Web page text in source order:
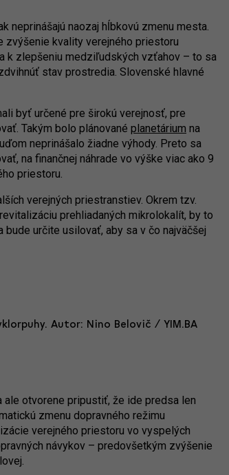
neprinášajú naozaj hĺbkovú zmenu mesta.
zvýšenie kvality verejného priestoru
k zlepšeniu medziľudských vzťahov – to sa
stav prostredia. Slovenské hlavné
byť určené pre širokú verejnosť, pre
Takým bolo plánované planetárium na
neprinášalo žiadne výhody. Preto sa
na finančnej náhrade vo výške viac ako 9
priestoru.
verejných priestranstiev. Okrem tzv.
prehliadaných mikrolokalít, by to
určite usilovať, aby sa v čo najväčšej
Autor: Nino Belovič / YIM.BA
otvorene pripustiť, že ide predsa len
zmenu dopravného režimu
verejného priestoru vo vyspelých
návykov – predovšetkým zvýšenie